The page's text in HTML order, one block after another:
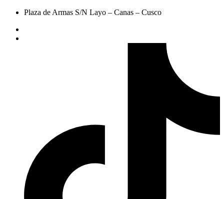
Plaza de Armas S/N Layo – Canas – Cusco